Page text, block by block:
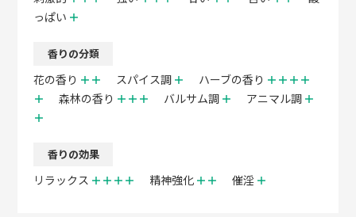
っぱい ＋
香りの分類
花の香り ＋＋ スパイス調 ＋ ハーブの香り ＋＋＋＋
＋
森林の香り ＋＋＋ バルサム調 ＋ アニマル調 ＋
＋
香りの効果
リラックス ＋＋＋＋ 精神強化 ＋＋ 催淫 ＋